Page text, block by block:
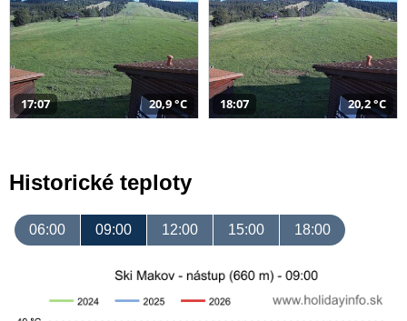
17:07 20,9 °C 18:07 20,2 °C
Historické teploty
06:00 09:00 12:00 15:00 18:00